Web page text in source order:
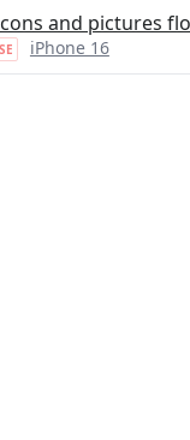
and pictures
iPhone 16